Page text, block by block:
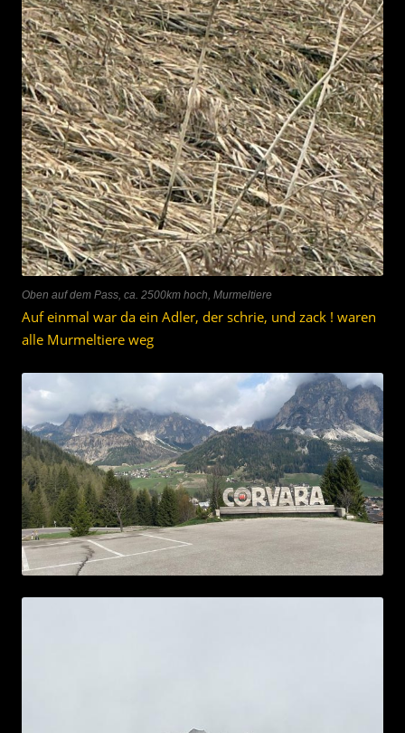
Oben auf dem Pass, ca. 2500km hoch, Murmeltiere
Auf einmal war da ein Adler, der schrie, und zack ! waren
alle Murmeltiere weg